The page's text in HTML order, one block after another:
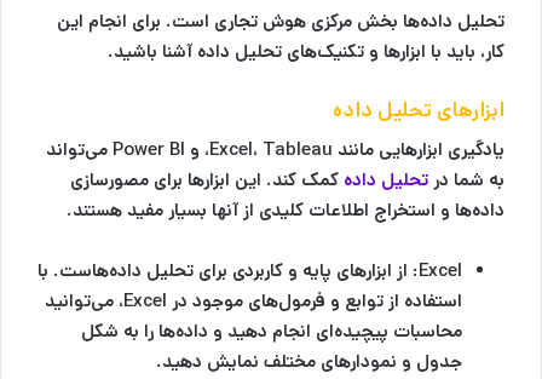
تحلیل داده‌ها بخش مرکزی هوش تجاری است. برای انجام این
کار، باید با ابزارها و تکنیک‌های تحلیل داده آشنا باشید.
ابزارهای تحلیل داده
یادگیری ابزارهایی مانند Excel، Tableau، و Power BI می‌تواند
به شما در تحلیل داده‌ کمک کند. این ابزارها برای مصورسازی
داده‌ها و استخراج اطلاعات کلیدی از آنها بسیار مفید هستند.
Excel: از ابزارهای پایه و کاربردی برای تحلیل داده‌هاست. با
استفاده از توابع و فرمول‌های موجود در Excel، می‌توانید
محاسبات پیچیده‌ای انجام دهید و داده‌ها را به شکل
جدول و نمودارهای مختلف نمایش دهید.